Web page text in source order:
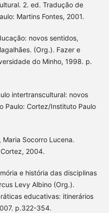
2. ed. Tradução de
Martins Fontes, 2001.
novos sentidos,
(Org.). Fazer e
do Minho, 1998. p.
intertranscultural: novos
Paulo: Cortez/Instituto Paulo
Maria Socorro Lucena.
2004.
e história das disciplinas
Levy Albino (Org.).
educativas: itinerários
p.322-354.